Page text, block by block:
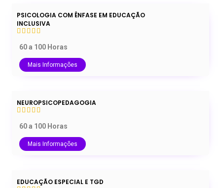
PSICOLOGIA COM ÊNFASE EM EDUCAÇÃO
INCLUSIVA
60 a 100 Horas
Mais Informações
NEUROPSICOPEDAGOGIA
60 a 100 Horas
Mais Informações
EDUCAÇÃO ESPECIAL E TGD